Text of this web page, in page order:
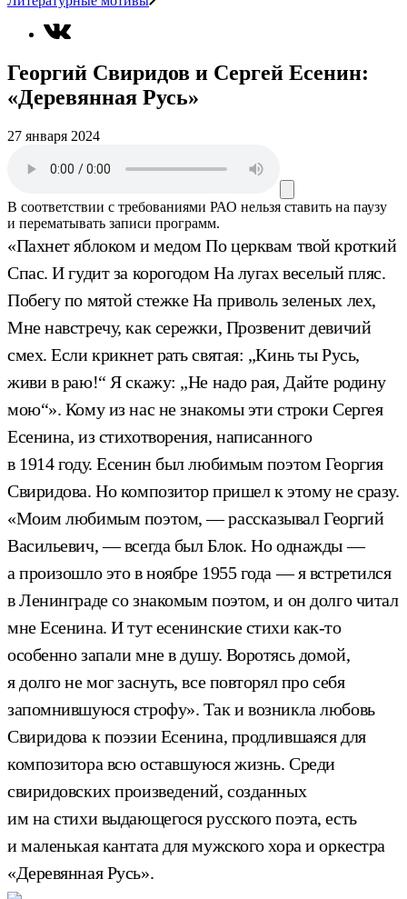
Георгий Свиридов и Сергей Есенин:
«Деревянная Русь»
27 января 2024
В соответствии с требованиями РАО нельзя ставить на паузу
и перематывать записи программ.
«Пахнет яблоком и медом По церквам твой кроткий
Спас. И гудит за корогодом На лугах веселый пляс.
Побегу по мятой стежке На приволь зеленых лех,
Мне навстречу, как сережки, Прозвенит девичий
смех. Если крикнет рать святая: „Кинь ты Русь,
живи в раю!“ Я скажу: „Не надо рая, Дайте родину
мою“». Кому из нас не знакомы эти строки Сергея
Есенина, из стихотворения, написанного
в 1914 году. Есенин был любимым поэтом Георгия
Свиридова. Но композитор пришел к этому не сразу.
«Моим любимым поэтом, — рассказывал Георгий
Васильевич, — всегда был Блок. Но однажды —
а произошло это в ноябре 1955 года — я встретился
в Ленинграде со знакомым поэтом, и он долго читал
мне Есенина. И тут есенинские стихи как-то
особенно запали мне в душу. Воротясь домой,
я долго не мог заснуть, все повторял про себя
запомнившуюся строфу». Так и возникла любовь
Свиридова к поэзии Есенина, продлившаяся для
композитора всю оставшуюся жизнь. Среди
свиридовских произведений, созданных
им на стихи выдающегося русского поэта, есть
и маленькая кантата для мужского хора и оркестра
«Деревянная Русь».